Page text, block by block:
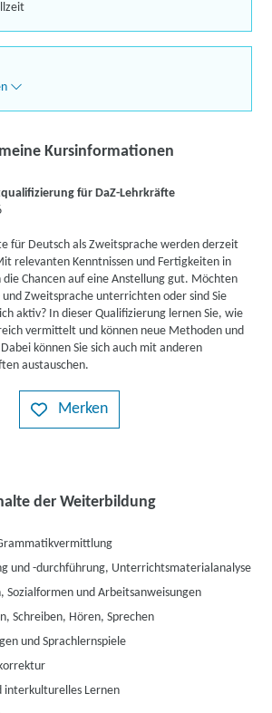
Kursinformationen
für DaZ-Lehrkräfte
für Deutsch als Zweitsprache werden derzeit
relevanten Kenntnissen und Fertigkeiten in
die Chancen auf eine Anstellung gut. Möchten
und Zweitsprache unterrichten oder sind Sie
aktiv? In dieser Qualifizierung lernen Sie, wie
vermittelt und können neue Methoden und
können Sie sich auch mit anderen
austauschen.
Merken
der Weiterbildung
und -durchführung, Unterrichtsmaterialanalyse
Sozialformen und Arbeitsanweisungen
Schreiben, Hören, Sprechen
und Sprachlernspiele
interkulturelles Lernen